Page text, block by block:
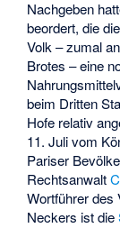
Nachgeben
beordert, die
Volk – zumal
Brotes – eine
beim Dritten
Hofe relativ
11. Juli vom
Pariser
Rechtsanwalt
Wortführer des
Neckers ist die